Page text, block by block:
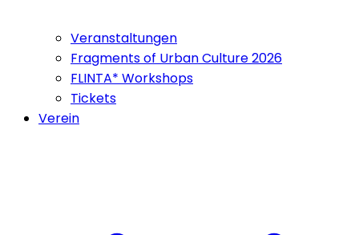
Veranstaltungen
Fragments of Urban Culture 2026
FLINTA* Workshops
Tickets
Verein